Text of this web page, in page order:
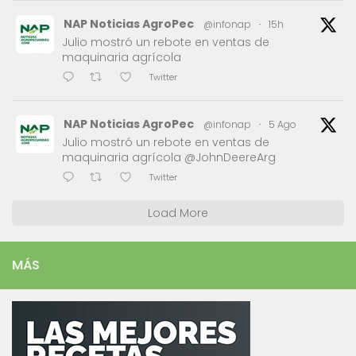
NAP Noticias AgroPec @infonap · 15h
Julio mostró un rebote en ventas de
maquinaria agrícola
Twitter
NAP Noticias AgroPec @infonap · 5 Ago
Julio mostró un rebote en ventas de
maquinaria agrícola @JohnDeereArg
Twitter
Load More
MÁS